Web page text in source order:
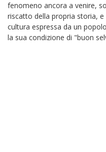
fenomeno ancora a venire,
riscatto della propria storia,
cultura espressa da un
la sua condizione di "buon